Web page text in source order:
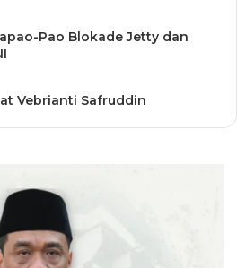
Pao Blokade Jetty dan
Vebrianti Safruddin